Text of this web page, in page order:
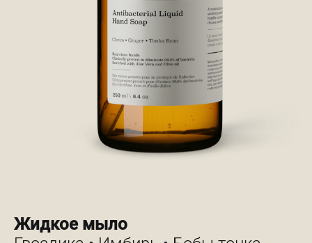
Жидкое мыло